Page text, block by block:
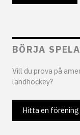
BÖRJA SPELA
Vill du prova på
landhockey?
Hitta en förening